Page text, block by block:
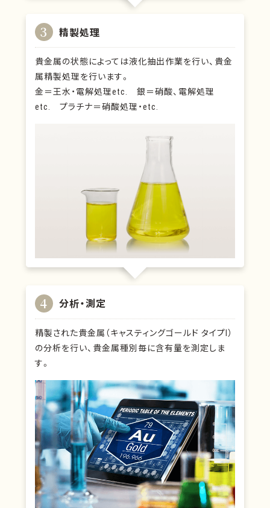
3 精製処理
貴金属の状態によっては液化抽出作業を行い、貴金
属精製処理を行います。
金＝王水・電解処理etc. 銀＝硝酸、電解処理
etc. プラチナ＝硝酸処理・etc.
4 分析・測定
精製された貴金属（キャスティングゴールド タイプⅠ）
の分析を行い、貴金属種別毎に含有量を測定しま
す。